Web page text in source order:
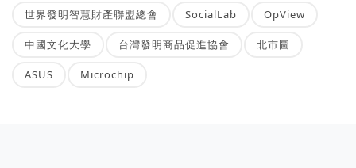
世界發明智慧財產聯盟總會 SocialLab OpView
中國文化大學 台灣發明商品促進協會 北市圖
ASUS Microchip